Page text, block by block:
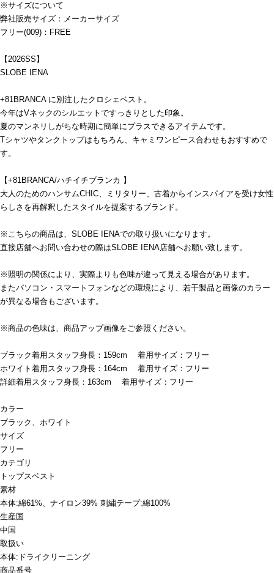
※サイズについて
弊社販売サイズ：メーカーサイズ
フリー(009)：FREE
【2026SS】
SLOBE IENA
+81BRANCA に別注したクロシェベスト。
今年はVネックのシルエットですっきりとした印象。
夏のマンネリしがちな時期に簡単にプラスできるアイテムです。
Tシャツやタンクトップはもちろん、キャミワンピース合わせもおすすめで
す。
【+81BRANCA/ハチイチブランカ 】
大人のためのハンサムCHIC、ミリタリー、古着からインスパイアを受け女性
らしさを再解釈したスタイルを提案するブランド。
※こちらの商品は、SLOBE IENAでの取り扱いになります。
直接店舗へお問い合わせの際はSLOBE IENA店舗へお願い致します。
※照明の関係により、実際よりも色味が違って見える場合があります。
またパソコン・スマートフォンなどの環境により、若干製品と画像のカラー
が異なる場合もございます。
※商品の色味は、商品アップ画像をご参照ください。
ブラック着用スタッフ身長：159cm 着用サイズ：フリー
ホワイト着用スタッフ身長：164cm 着用サイズ：フリー
詳細着用スタッフ身長：163cm 着用サイズ：フリー
カラー
ブラック、ホワイト
サイズ
フリー
カテゴリ
トップスベスト
素材
本体:綿61%、ナイロン39% 刺繍テープ:綿100%
生産国
中国
取扱い
本体:ドライクリーニング
商品番号